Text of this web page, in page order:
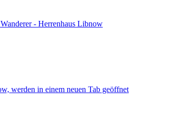
- Herrenhaus Libnow
werden in einem neuen Tab geöffnet